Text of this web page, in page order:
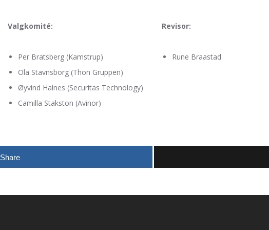
Valgkomité:
Per Bratsberg (Kamstrup)
Ola Stavnsborg (Thon Gruppen)
Øyvind Halnes (Securitas Technology)
Camilla Stakston (Avinor)
Revisor:
Rune Braastad
Share